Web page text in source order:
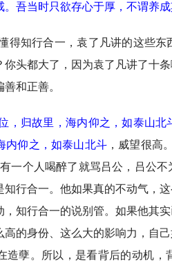
吾当时只欲存心于厚，不谓养
得知行合一，袁了凡讲的这些
你头都大了，因为袁了凡讲了十
善和正善。
，归故里，海内仰之，如泰山北
内仰之，如泰山北斗，威望很高
一个人喝醉了就骂吕公，吕公
行合一。他如果真的不动气，
知行合一的说别管。如果他其
的身份、这么大的影响力，自
造孽。所以，是看背后的动机